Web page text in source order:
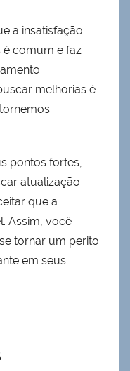
a insatisfação
comum e faz
melhorias é
pontos fortes,
atualização
que a
Assim, você
tornar um perito
em seus